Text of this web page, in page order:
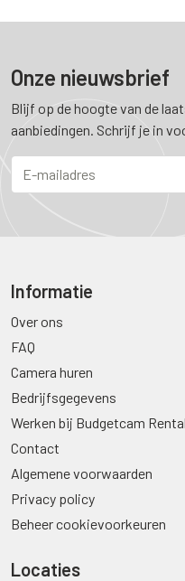
Onze nieuwsbrief
Blijf op de hoogte van de
aanbiedingen. Schrijf je in
Informatie
Over ons
FAQ
Camera huren
Bedrijfsgegevens
Werken bij Budgetcam Rental
Contact
Algemene voorwaarden
Privacy policy
Beheer cookievoorkeuren
Locaties